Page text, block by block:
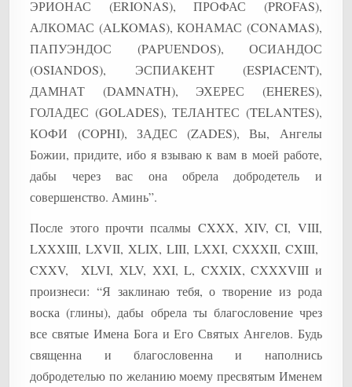
ЭРИОНАС (ERIONAS), ПРОФАС (PROFAS),
АЛКОМАС (ALKOMAS), КОНАМАС (CONAMAS),
ПАПУЭНДОС (PAPUENDOS), ОСИАНДОС
(OSIANDOS), ЭСПИАКЕНТ (ESPIACENT),
ДАМНАТ (DAMNATH), ЭХЕРЕС (EHERES),
ГОЛАДЕС (GOLADES), ТЕЛАНТЕС (TELANTES),
КОФИ (COPHI), ЗАДЕС (ZADES), Вы, Ангелы
Божии, придите, ибо я взываю к вам в моей работе,
дабы через вас она обрела добродетель и
совершенство. Аминь”.
После этого прочти псалмы CXXX, XIV, CI, VIII,
LXXXIII, LXVII, XLIX, LIII, LXXI, CXXXII, CXIII,
CXXV, XLVI, XLV, XXI, L, CXXIX, CXXXVIII и
произнеси: “Я заклинаю тебя, о творение из рода
воска (глины), дабы обрела ты благословение чрез
все святые Имена Бога и Его Святых Ангелов. Будь
священна и благословенна и наполнись
добродетелью по желанию моему пресвятым Именем